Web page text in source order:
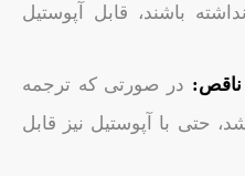
باشند، قابل آپوستیل
ناقص: در صورتی که ترجمه
حتی با آپوستیل نیز قابل